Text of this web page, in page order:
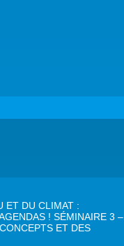
ET DU CLIMAT :
! SÉMINAIRE 3 –
ET DES